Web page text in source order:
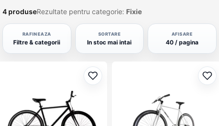
&nbsp;
4 produseRezultate pentru categorie: Fixie
RAFINEAZA
Filtre & categorii
SORTARE
In stoc mai intai
AFISARE
40 / pagina
Adaugă la favorite